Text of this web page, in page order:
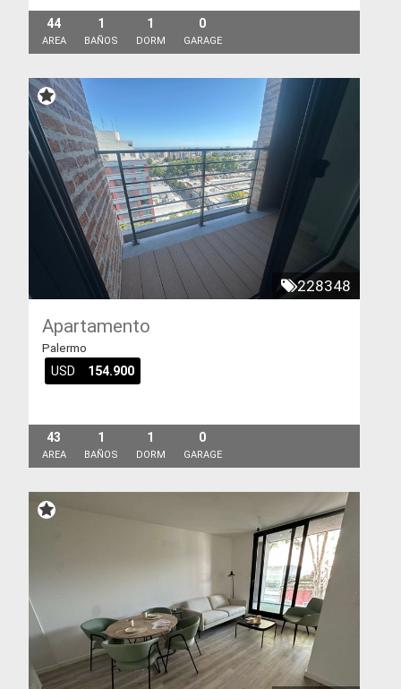
44
AREA
1
BAÑOS
1
DORM
0
GARAGE
228348
Apartamento
Palermo
USD 154.900
43
AREA
1
BAÑOS
1
DORM
0
GARAGE